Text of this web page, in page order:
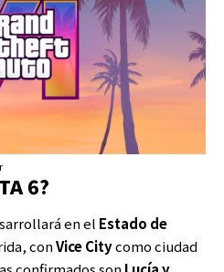
6?
en el Estado de
conVice Citycomo ciudad